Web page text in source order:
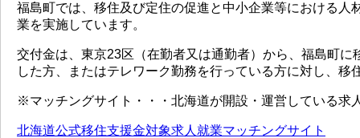
福島町では、移住及び定住の促進と中小企業等における
業を実施しています。
交付金は、東京23区（在勤者又は通勤者）から、福島町
した方、またはテレワーク勤務を行っている方に対し、移
※マッチングサイト・・・北海道が開設・運営している求
北海道公式移住支援金対象求人就業マッチングサイト